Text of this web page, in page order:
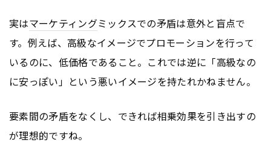
実はマーケティングミックスでの矛盾は意外と盲点で
す。例えば、高級なイメージでプロモーションを行って
いるのに、低価格であること。これでは逆に「高級なの
に安っぽい」という悪いイメージを持たれかねません。
要素間の矛盾をなくし、できれば相乗効果を引き出すの
が理想的ですね。